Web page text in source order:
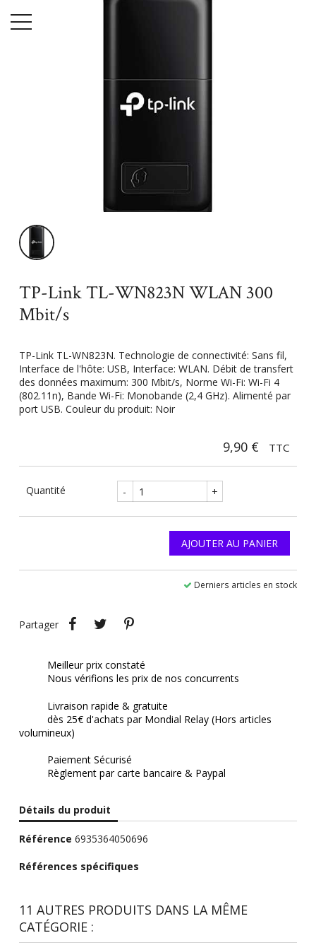
Accueil
WN823N WLAN 300 Mbit/s
TP-Link TL-WN823N WLAN 300
Mbit/s
TP-Link TL-WN823N. Technologie de connectivité: Sans fil,
Interface de l'hôte: USB, Interface: WLAN. Débit de transfert
des données maximum: 300 Mbit/s, Norme Wi-Fi: Wi-Fi 4
(802.11n), Bande Wi-Fi: Monobande (2,4 GHz). Alimenté par
port USB. Couleur du produit: Noir
9,90 € TTC
Quantité - +
AJOUTER AU PANIER
Derniers articles en stock
Partager
PartagerTweet
Meilleur prix constaté
Nous vérifions les prix de nos concurrents
Livraison rapide & gratuite
dès 25€ d'achats par Mondial Relay (Hors articles
volumineux)
Paiement Sécurisé
Règlement par carte bancaire & Paypal
Détails du produit
Référence 6935364050696
Références spécifiques
11 AUTRES PRODUITS DANS LA MÊME
CATÉGORIE :